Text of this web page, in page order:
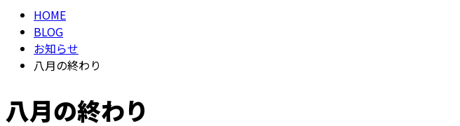
HOME
BLOG
お知らせ
八月の終わり
八月の終わり